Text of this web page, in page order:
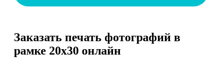
Заказать печать фотографий в
рамке 20х30 онлайн